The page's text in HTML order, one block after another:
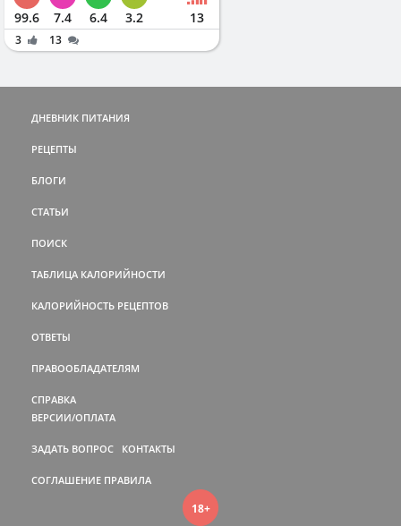
99.6 7.4 6.4 3.2 13
3 13
ДНЕВНИК ПИТАНИЯ
РЕЦЕПТЫ
БЛОГИ
СТАТЬИ
ПОИСК
ТАБЛИЦА КАЛОРИЙНОСТИ
КАЛОРИЙНОСТЬ РЕЦЕПТОВ
ОТВЕТЫ
ПРАВООБЛАДАТЕЛЯМ
СПРАВКА
ВЕРСИИ/ОПЛАТА
ЗАДАТЬ ВОПРОС КОНТАКТЫ
СОГЛАШЕНИЕ ПРАВИЛА
18+